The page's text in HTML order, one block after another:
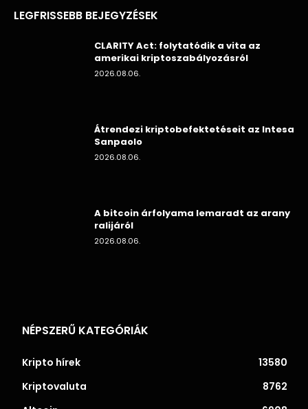
LEGFRISSEBB BEJEGYZÉSEK
CLARITY Act: folytatódik a vita az
amerikai kriptoszabályozásról
2026.08.06.
Átrendezi kriptobefektetéseit az Intesa
Sanpaolo
2026.08.06.
A bitcoin árfolyama lemaradt az arany
ralijáról
2026.08.06.
NÉPSZERŰ KATEGÓRIÁK
Kripto hírek
13580
Kriptovaluta
8762